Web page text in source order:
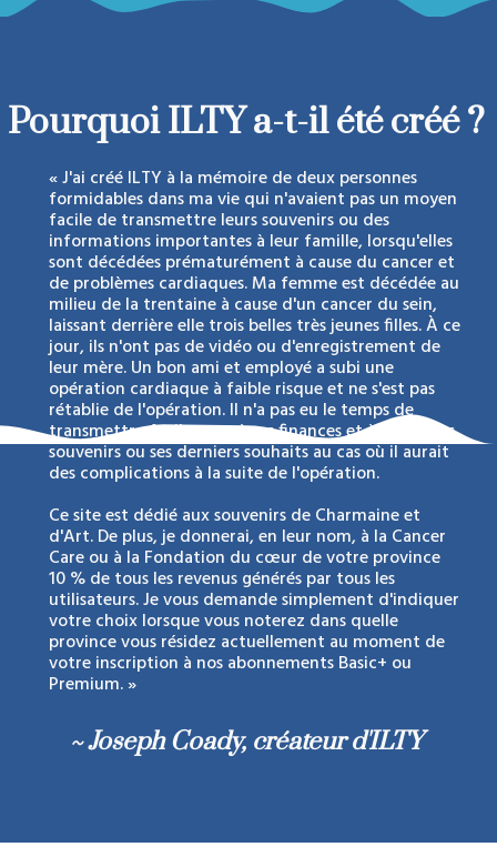
Pourquoi ILTY a-t-il été créé ?
« J'ai créé ILTY à la mémoire de deux personnes
formidables dans ma vie qui n'avaient pas un moyen
facile de transmettre leurs souvenirs ou des
informations importantes à leur famille, lorsqu'elles
sont décédées prématurément à cause du cancer et
de problèmes cardiaques. Ma femme est décédée au
milieu de la trentaine à cause d'un cancer du sein,
laissant derrière elle trois belles très jeunes filles. À ce
jour, ils n'ont pas de vidéo ou d'enregistrement de
leur mère. Un bon ami et employé a subi une
opération cardiaque à faible risque et ne s'est pas
rétablie de l'opération. Il n'a pas eu le temps de
transmettre facilement à ses finances et à sa fille ses
souvenirs ou ses derniers souhaits au cas où il aurait
des complications à la suite de l'opération.
Ce site est dédié aux souvenirs de Charmaine et
d'Art. De plus, je donnerai, en leur nom, à la Cancer
Care ou à la Fondation du cœur de votre province
10 % de tous les revenus générés par tous les
utilisateurs. Je vous demande simplement d'indiquer
votre choix lorsque vous noterez dans quelle
province vous résidez actuellement au moment de
votre inscription à nos abonnements Basic+ ou
Premium. »
~ Joseph Coady, créateur d'ILTY